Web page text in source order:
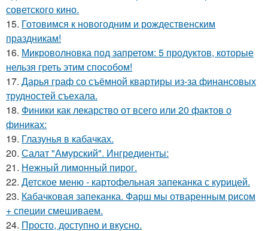
советского кино.
15. Готовимся к новогодним и рождественским
праздникам!
16. Микроволновка под запретом: 5 продуктов, которые
нельзя греть этим способом!
17. Дарья граф со съёмной квартиры из-за финансовых
трудностей съехала.
18. Финики как лекарство от всего или 20 фактов о
финиках:
19. Глазунья в кабачках.
20. Салат "Амурский". Ингредиенты:
21. Нежный лимонный пирог.
22. Детское меню - картофельная запеканка с курицей.
23. Кабачковая запеканка. Фарш мы отваренным рисом
+ специи смешиваем.
24. Просто, доступно и вкусно.